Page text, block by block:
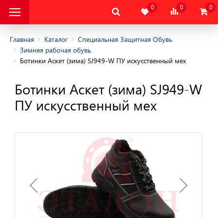
Защитная
и пониженных
и Обувь
0 0 0
Главная Каталог
Специальная Защитная Обувь
Зимняя рабочая обувь
Ботинки Аскет (зима) SJ949-W ПУ искусственный мех
Ботинки Аскет (зима) SJ949-W
ПУ искусственный мех